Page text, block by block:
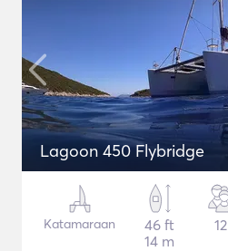
Lagoon 450 Flybridge
Katamaraan
46 ft
14 m
12